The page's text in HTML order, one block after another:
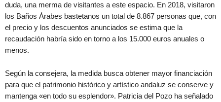
duda, una merma de visitantes a este espacio. En 2018, visitaron
los Baños Árabes bastetanos un total de 8.867 personas que, con
el precio y los descuentos anunciados se estima que la
recaudación habría sido en torno a los 15.000 euros anuales o
menos.
Según la consejera, la medida busca obtener mayor financiación
para que el patrimonio histórico y artístico andaluz se conserve y
mantenga «en todo su esplendor». Patricia del Pozo ha señalado